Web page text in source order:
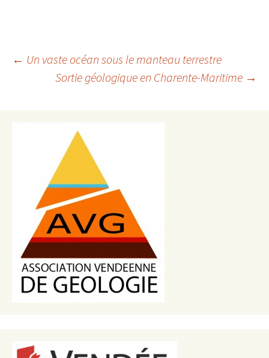
Navigation
← Un vaste océan sous le manteau terrestre
Sortie géologique en Charente-Maritime →